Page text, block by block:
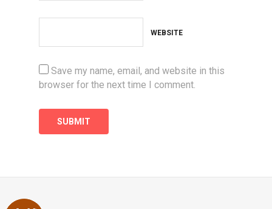
WEBSITE
Save my name, email, and website in this
browser for the next time I comment.